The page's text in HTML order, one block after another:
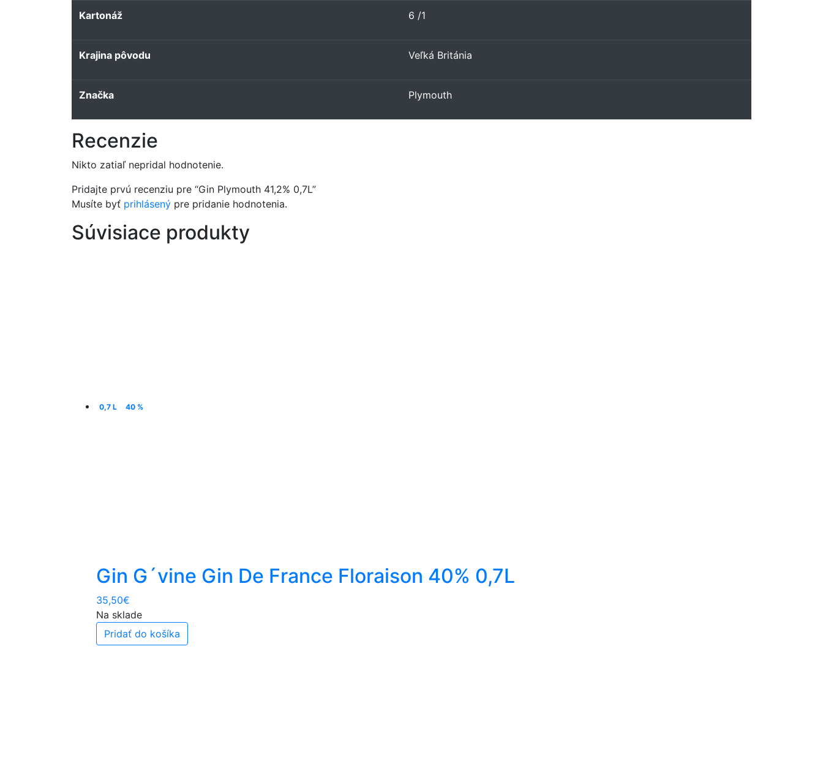
Kartonáž 6 /1
Krajina pôvodu Veľká Británia
Značka Plymouth
Recenzie
Nikto zatiaľ nepridal hodnotenie.
Pridajte prvú recenziu pre “Gin Plymouth 41,2% 0,7L”
Musíte byť prihlásený pre pridanie hodnotenia.
Súvisiace produkty
0,7 L 40 %
Gin G´vine Gin De France Floraison 40% 0,7L
35,50€
Na sklade
Pridať do košíka